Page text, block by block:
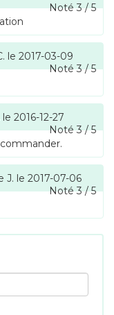
Noté3/5
le 2017-03-09
Noté3/5
le 2016-12-27
Noté3/5
J. le 2017-07-06
Noté3/5